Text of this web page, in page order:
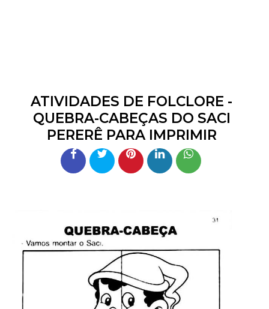
ATIVIDADES DE FOLCLORE -
QUEBRA-CABEÇAS DO SACI
PERERÊ PARA IMPRIMIR